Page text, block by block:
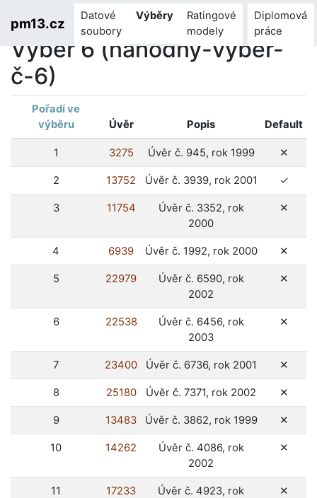
pm13.cz
Datové
soubory
Výběry
Ratingové
modely
Diplomová
práce
Výběr 6 (náhodný-výběr-
č-6)
Pořadí ve
výběru
Úvěr Popis Default
1 3275 Úvěr č. 945, rok 1999 ✕
2 13752 Úvěr č. 3939, rok 2001 ✓ano
3 11754
Úvěr č. 3352, rok
2000
✕
4 6939 Úvěr č. 1992, rok 2000 ✕
5 22979
Úvěr č. 6590, rok
2002
✕
6 22538
Úvěr č. 6456, rok
2003
✕
7 23400 Úvěr č. 6736, rok 2001 ✕
8 25180 Úvěr č. 7371, rok 2002 ✕
9 13483 Úvěr č. 3862, rok 1999 ✕
10 14262
Úvěr č. 4086, rok
2002
✕
11 17233
Úvěr č. 4923, rok
✕